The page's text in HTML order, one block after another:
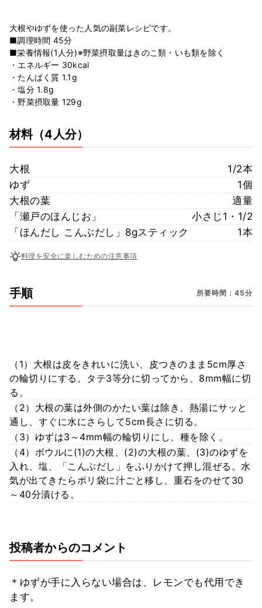
大根やゆずを使った人気の副菜レシピです。
■調理時間 45分
■栄養情報(1人分)※野菜摂取量はきのこ類・いも類を除く
・エネルギー 30kcal
・たんぱく質 1.1g
・塩分 1.8g
・野菜摂取量 129g
材料（4人分）
大根
1/2本
ゆず
1個
大根の葉
適量
「瀬戸のほんじお」
小さじ1・1/2
「ほんだし こんぶだし」8gスティック
1本
料理を安全に楽しむための注意事項
手順 所要時間：45分
（1）大根は皮をきれいに洗い、皮つきのまま5cm厚さ
の輪切りにする。タテ3等分に切ってから、8mm幅に切
る。
（2）大根の葉は外側のかたい葉は除き、熱湯にサッと
通し、すぐに水にさらして5cm長さに切る。
（3）ゆずは3～4mm幅の輪切りにし、種を除く。
（4）ボウルに(1)の大根、(2)の大根の葉、(3)のゆずを
入れ、塩、「こんぶだし」をふりかけて押し混ぜる。水
気が出てきたらポリ袋に汁ごと移し、重石をのせて30
～40分漬ける。
投稿者からのコメント
＊ゆずが手に入らない場合は、レモンでも代用でき
ます。